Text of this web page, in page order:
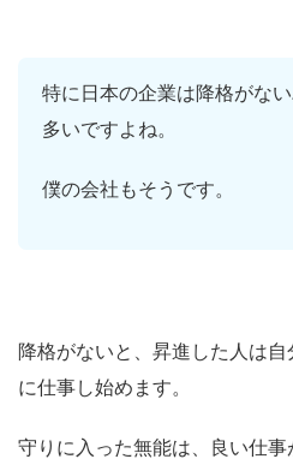
特に日本の企業は降格がな
多いですよね。
僕の会社もそうです。
降格がないと、昇進した人は
に仕事し始めます。
守りに入った無能は、良い仕事